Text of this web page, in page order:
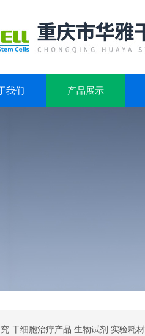
我们 产品展示
干细胞治疗产品 生物试剂 实验耗